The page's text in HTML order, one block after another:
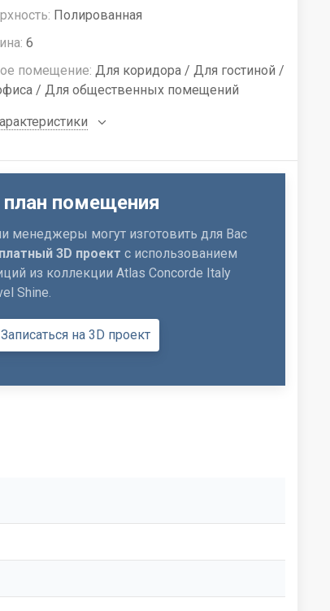
Полированная
6
помещение: Для коридора / Для гостиной /
/ Для общественных помещений
план помещения
менеджеры могут изготовить для Вас
3D проект с использованием
из коллекции Atlas Concorde Italy
Shine.
Записаться на 3D проект